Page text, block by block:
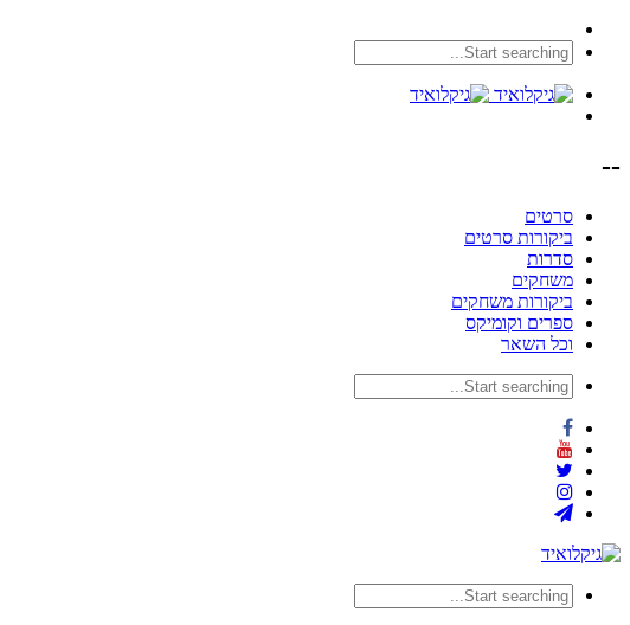
--
סרטים
ביקורות סרטים
סדרות
משחקים
ביקורות משחקים
ספרים וקומיקס
וכל השאר